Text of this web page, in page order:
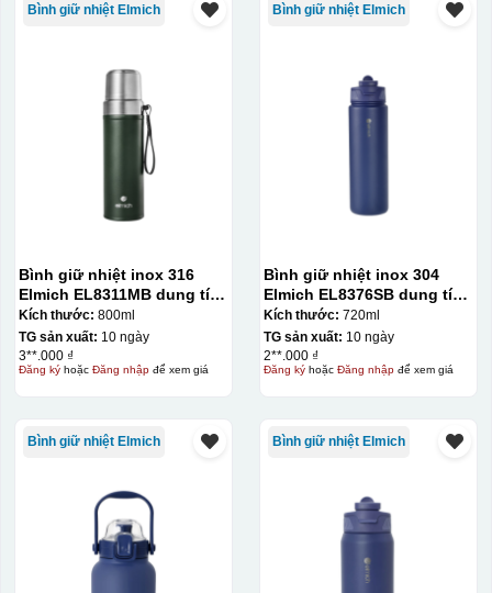
Bình giữ nhiệt Elmich
Bình giữ nhiệt inox 316
Elmich EL8311MB dung tích
800ml
Kích thước: 800ml
TG sản xuất: 10 ngày
3**.000 ₫
Đăng kýhoặc Đăng nhậpđể xem giá
Bình giữ nhiệt Elmich
Bình giữ nhiệt inox 304
Elmich EL8376SB dung tích
720ml
Kích thước: 720ml
TG sản xuất: 10 ngày
2**.000 ₫
Đăng kýhoặc Đăng nhậpđể xem giá
Bình giữ nhiệt Elmich Bình giữ nhiệt Elmich